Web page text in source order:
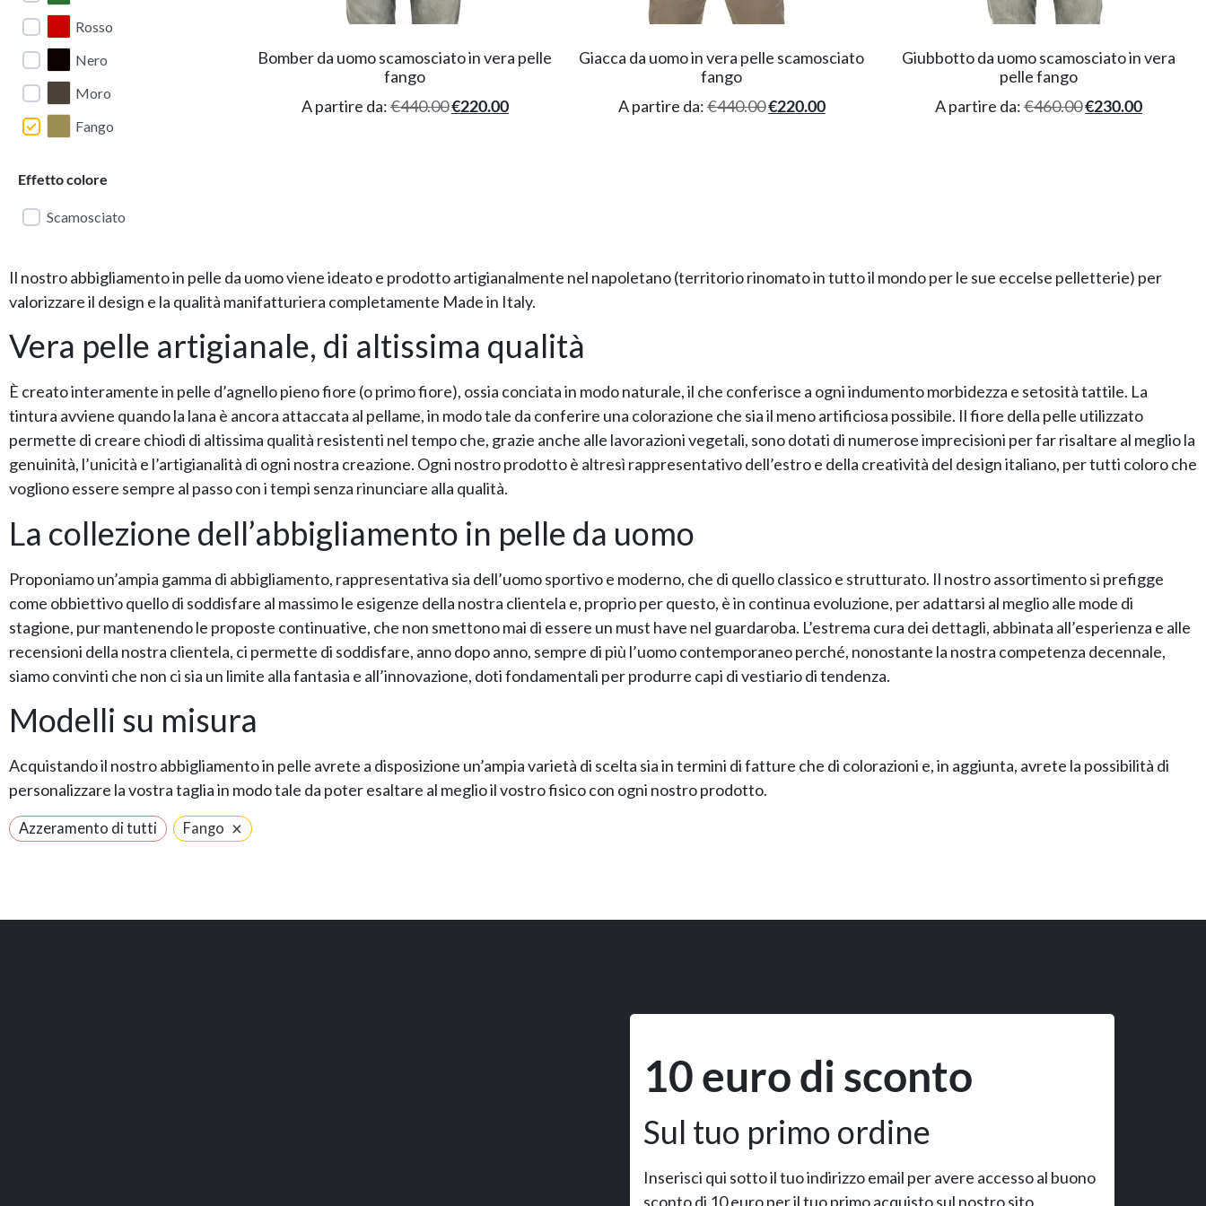
Rosso
Nero
Moro
Fango
Effetto colore
Scamosciato
Bomber da uomo scamosciato in vera pelle
fango
A partire da:€440.00€220.00
Giacca da uomo in vera pelle scamosciato
fango
A partire da:€440.00€220.00
Giubbotto da uomo scamosciato in vera
pelle fango
A partire da:€460.00€230.00
Il nostro abbigliamento in pelle da uomo viene ideato e prodotto artigianalmente nel napoletano (territorio rinomato in tutto il mondo per le sue eccelse pelletterie) per
valorizzare il design e la qualità manifatturiera completamente Made in Italy.
Vera pelle artigianale, di altissima qualità
È creato interamente in pelle d’agnello pieno fiore (o primo fiore), ossia conciata in modo naturale, il che conferisce a ogni indumento morbidezza e setosità tattile. La
tintura avviene quando la lana è ancora attaccata al pellame, in modo tale da conferire una colorazione che sia il meno artificiosa possibile. Il fiore della pelle utilizzato
permette di creare chiodi di altissima qualità resistenti nel tempo che, grazie anche alle lavorazioni vegetali, sono dotati di numerose imprecisioni per far risaltare al meglio la
genuinità, l’unicità e l’artigianalità di ogni nostra creazione. Ogni nostro prodotto è altresì rappresentativo dell’estro e della creatività del design italiano, per tutti coloro che
vogliono essere sempre al passo con i tempi senza rinunciare alla qualità.
La collezione dell’abbigliamento in pelle da uomo
Proponiamo un’ampia gamma di abbigliamento, rappresentativa sia dell’uomo sportivo e moderno, che di quello classico e strutturato. Il nostro assortimento si prefigge
come obbiettivo quello di soddisfare al massimo le esigenze della nostra clientela e, proprio per questo, è in continua evoluzione, per adattarsi al meglio alle mode di
stagione, pur mantenendo le proposte continuative, che non smettono mai di essere un must have nel guardaroba. L’estrema cura dei dettagli, abbinata all’esperienza e alle
recensioni della nostra clientela, ci permette di soddisfare, anno dopo anno, sempre di più l’uomo contemporaneo perché, nonostante la nostra competenza decennale,
siamo convinti che non ci sia un limite alla fantasia e all’innovazione, doti fondamentali per produrre capi di vestiario di tendenza.
Modelli su misura
Acquistando il nostro abbigliamento in pelle avrete a disposizione un’ampia varietà di scelta sia in termini di fatture che di colorazioni e, in aggiunta, avrete la possibilità di
personalizzare la vostra taglia in modo tale da poter esaltare al meglio il vostro fisico con ogni nostro prodotto.
Azzeramento di tutti Fango ×
10 euro di sconto
Sul tuo primo ordine
Inserisci qui sotto il tuo indirizzo email per avere accesso al buono
sconto di 10 euro per il tuo primo acquisto sul nostro sito.